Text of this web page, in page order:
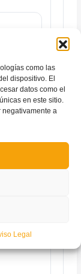
como las
dispositivo. El
datos como el
en este sitio.
negativamente a
Legal